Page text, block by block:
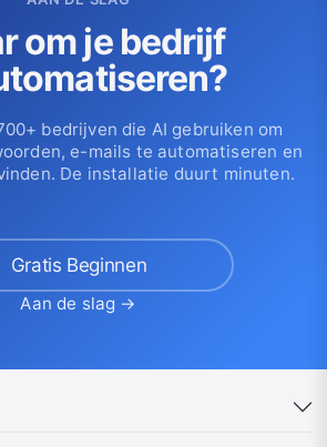
om je bedrijf
bedrijven die AI gebruiken om
e-mails te automatiseren en
De installatie duurt minuten.
Gratis Beginnen
Aan de slag →